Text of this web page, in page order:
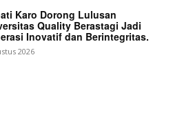
Karo Dorong Lulusan
Quality Berastagi Jadi
Inovatif dan Berintegritas.
2026